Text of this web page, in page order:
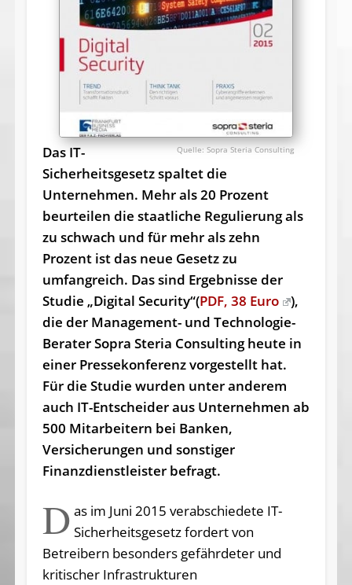
Sopra Steria Consulting
Das IT-
Sicherheitsgesetz spaltet die
Unternehmen. Mehr als 20 Prozent
beurteilen die staatliche Regulierung als
zu schwach und für mehr als zehn
Prozent ist das neue Gesetz zu
umfangreich. Das sind Ergebnisse der
Studie „Digital Security“(PDF, 38 Euro
),
die der Management- und Technologie-
Berater Sopra Steria Consulting heute in
einer Pressekonferenz vorgestellt hat.
Für die Studie wurden unter anderem
auch IT-Entscheider aus Unternehmen ab
500 Mitarbeitern bei Banken,
Versicherungen und sonstiger
Finanzdienstleister befragt.
D as im Juni 2015 verabschiedete IT-
Sicherheitsgesetz fordert von
Betreibern besonders gefährdeter und
kritischer Infrastrukturen